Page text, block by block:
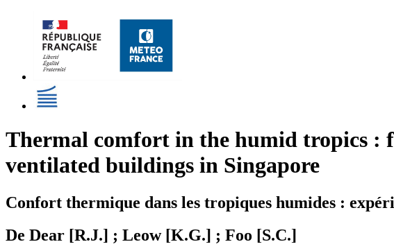
Thermal comfort in the humid tropics :
ventilated buildings in Singapore
Confort thermique dans les tropiques humides :
De Dear [R.J.] ; Leow [K.G.] ; Foo [S.C.]